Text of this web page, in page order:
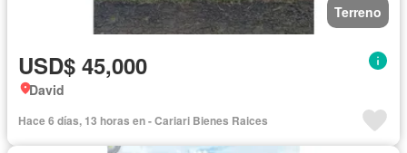
Terreno
USD$ 45,000
David
Hace 6 días, 13 horas en - Cariari Bienes Raices